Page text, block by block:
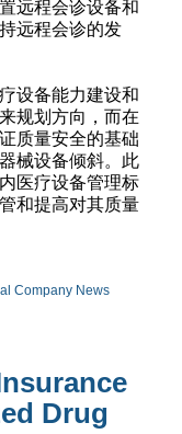
远程会诊设备和
远程会诊的发
设备能力建设和
规划方向，而在
质量安全的基础
械设备倾斜。此
医疗设备管理标
和提高对其质量
Company News
Drug